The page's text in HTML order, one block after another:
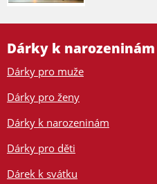
Dárky k
Dárky pro muže
Dárky pro ženy
Dárky k narozeninám
Dárky pro děti
Dárek k svátku